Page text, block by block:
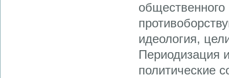
идеология,
Периодизация
политические